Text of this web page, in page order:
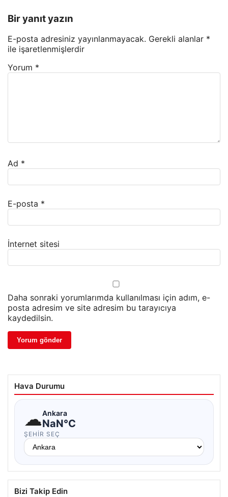
Bir yanıt yazın
E-posta adresiniz yayınlanmayacak. Gerekli alanlar *
ile işaretlenmişlerdir
Yorum *
Ad *
E-posta *
İnternet sitesi
Daha sonraki yorumlarımda kullanılması için adım, e-
posta adresim ve site adresim bu tarayıcıya
kaydedilsin.
Hava Durumu
☁Ankara
NaN°C
ŞEHIR SEÇ
Bizi Takip Edin